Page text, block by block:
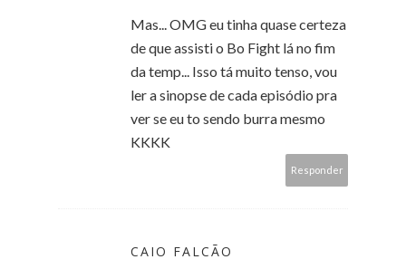
Mas... OMG eu tinha quase certeza
de que assisti o Bo Fight lá no fim
da temp... Isso tá muito tenso, vou
ler a sinopse de cada episódio pra
ver se eu to sendo burra mesmo
KKKK
Responder
CAIO FALCÃO